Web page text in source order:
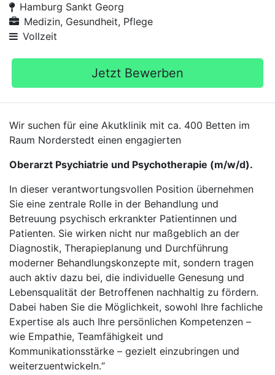
Hamburg Sankt Georg
Medizin, Gesundheit, Pflege
Vollzeit
Jetzt Bewerben
Wir suchen für eine Akutklinik mit ca. 400 Betten im
Raum Norderstedt einen engagierten
Oberarzt Psychiatrie und Psychotherapie (m/w/d).
In dieser verantwortungsvollen Position übernehmen
Sie eine zentrale Rolle in der Behandlung und
Betreuung psychisch erkrankter Patientinnen und
Patienten. Sie wirken nicht nur maßgeblich an der
Diagnostik, Therapieplanung und Durchführung
moderner Behandlungskonzepte mit, sondern tragen
auch aktiv dazu bei, die individuelle Genesung und
Lebensqualität der Betroffenen nachhaltig zu fördern.
Dabei haben Sie die Möglichkeit, sowohl Ihre fachliche
Expertise als auch Ihre persönlichen Kompetenzen –
wie Empathie, Teamfähigkeit und
Kommunikationsstärke – gezielt einzubringen und
weiterzuentwickeln.“